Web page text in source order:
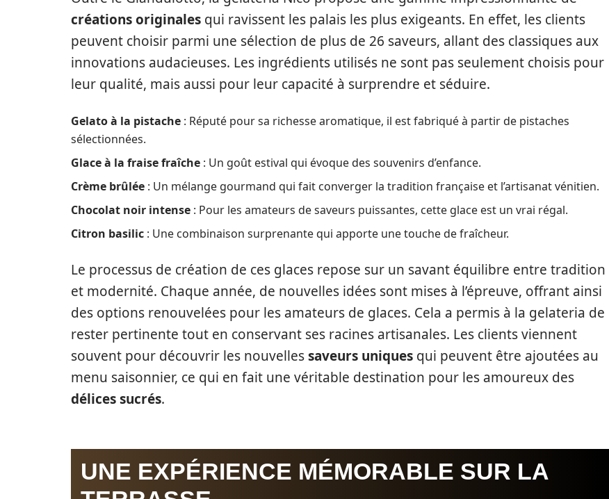
créations originales qui ravissent les palais les plus exigeants. En effet, les clients
peuvent choisir parmi une sélection de plus de 26 saveurs, allant des classiques aux
innovations audacieuses. Les ingrédients utilisés ne sont pas seulement choisis pour
leur qualité, mais aussi pour leur capacité à surprendre et séduire.
Gelato à la pistache : Réputé pour sa richesse aromatique, il est fabriqué à partir de pistaches
sélectionnées.
Glace à la fraise fraîche : Un goût estival qui évoque des souvenirs d’enfance.
Crème brûlée : Un mélange gourmand qui fait converger la tradition française et l’artisanat vénitien.
Chocolat noir intense : Pour les amateurs de saveurs puissantes, cette glace est un vrai régal.
Citron basilic : Une combinaison surprenante qui apporte une touche de fraîcheur.
Le processus de création de ces glaces repose sur un savant équilibre entre tradition
et modernité. Chaque année, de nouvelles idées sont mises à l’épreuve, offrant ainsi
des options renouvelées pour les amateurs de glaces. Cela a permis à la gelateria de
rester pertinente tout en conservant ses racines artisanales. Les clients viennent
souvent pour découvrir les nouvellessaveurs uniques qui peuvent être ajoutées au
menu saisonnier, ce qui en fait une véritable destination pour les amoureux des
délices sucrés.
UNE EXPÉRIENCE MÉMORABLE SUR LA